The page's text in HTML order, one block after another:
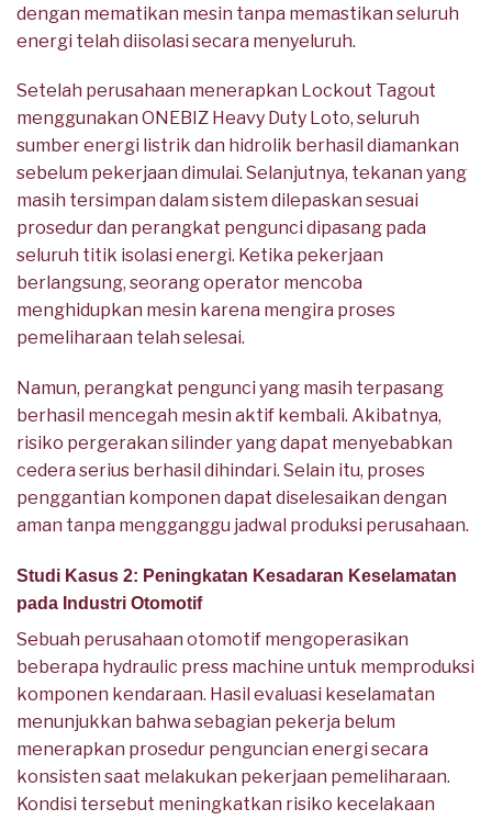
dengan mematikan mesin tanpa memastikan seluruh
energi telah diisolasi secara menyeluruh.
Setelah perusahaan menerapkan Lockout Tagout
menggunakan ONEBIZ Heavy Duty Loto, seluruh
sumber energi listrik dan hidrolik berhasil diamankan
sebelum pekerjaan dimulai. Selanjutnya, tekanan yang
masih tersimpan dalam sistem dilepaskan sesuai
prosedur dan perangkat pengunci dipasang pada
seluruh titik isolasi energi. Ketika pekerjaan
berlangsung, seorang operator mencoba
menghidupkan mesin karena mengira proses
pemeliharaan telah selesai.
Namun, perangkat pengunci yang masih terpasang
berhasil mencegah mesin aktif kembali. Akibatnya,
risiko pergerakan silinder yang dapat menyebabkan
cedera serius berhasil dihindari. Selain itu, proses
penggantian komponen dapat diselesaikan dengan
aman tanpa mengganggu jadwal produksi perusahaan.
Studi Kasus 2: Peningkatan Kesadaran Keselamatan
pada Industri Otomotif
Sebuah perusahaan otomotif mengoperasikan
beberapa hydraulic press machine untuk memproduksi
komponen kendaraan. Hasil evaluasi keselamatan
menunjukkan bahwa sebagian pekerja belum
menerapkan prosedur penguncian energi secara
konsisten saat melakukan pekerjaan pemeliharaan.
Kondisi tersebut meningkatkan risiko kecelakaan